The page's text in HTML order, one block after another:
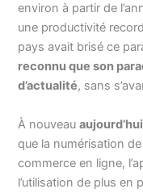
environ à partir de
une productivité
pays avait brisé ce
reconnu que son
d’actualité, sans
À nouveau
que la numérisation
commerce en ligne,
l’utilisation de plus en